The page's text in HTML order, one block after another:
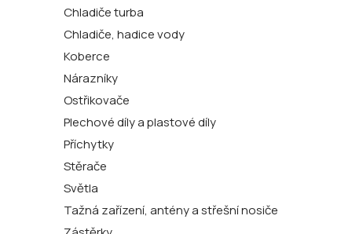
Chladiče turba
Chladiče, hadice vody
Koberce
Nárazníky
Ostřikovače
Plechové díly a plastové díly
Příchytky
Stěrače
Světla
Tažná zařízení, antény a střešní nosiče